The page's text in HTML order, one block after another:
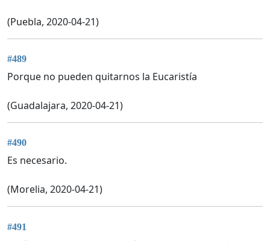
(Puebla, 2020-04-21)
#489
Porque no pueden quitarnos la Eucaristía
(Guadalajara, 2020-04-21)
#490
Es necesario.
(Morelia, 2020-04-21)
#491